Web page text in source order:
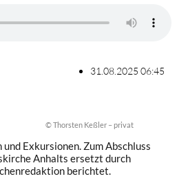
31.08.2025 06:45
© Thorsten Keßler – privat
Exkursionen. Zum Abschluss
Anhalts ersetzt durch
berichtet.